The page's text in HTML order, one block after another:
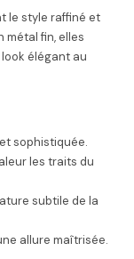
le style raffiné et
métal fin, elles
élégant au
sophistiquée.
les traits du
subtile de la
allure maîtrisée.